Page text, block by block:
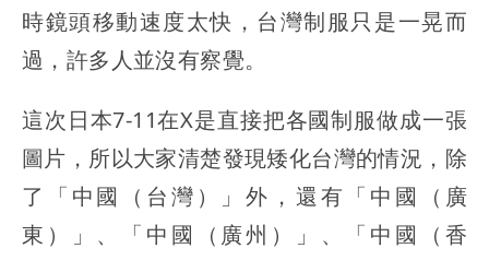
時鏡頭移動速度太快，台灣制服只是一晃而
過，許多人並沒有察覺。
這次日本7-11在X是直接把各國制服做成一張
圖片，所以大家清楚發現矮化台灣的情況，除
了「中國（台灣）」外，還有「中國（廣
東）」、「中國（廣州）」、「中國（香